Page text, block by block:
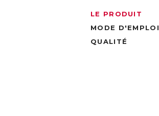
LE PRODUIT
MODE D'EMPLOI
QUALITÉ